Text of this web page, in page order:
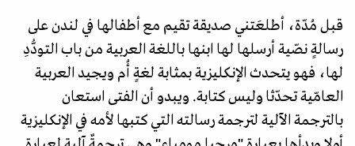
قبل مُدّة، أطلعَتني صديقة تقيم مع أطفالها في لندن على
رسالةٍ نصّية أرسلها لها ابنها باللغة العربية من باب التودُّدِ
لها، فهو يتحدث الإنكليزية بمثابة لغةٍ أُم ويجيد العربية
العامّية تحدّثا وليس كتابة. ويبدو أن الفتى استعان
بالترجمة الآلية لترجمة رسالته التي كتبها لأمه في الإنكليزية